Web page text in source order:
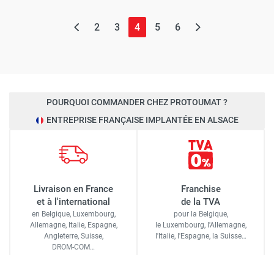
2 3 4(page actuelle)
5 6
POURQUOI COMMANDER CHEZ PROTOUMAT ?
ENTREPRISE FRANÇAISE IMPLANTÉE EN ALSACE
Livraison en France
et à l'international
en Belgique, Luxembourg,
Allemagne, Italie, Espagne,
Angleterre, Suisse,
DROM-COM…
Franchise
de la TVA
pour la Belgique,
le Luxembourg, l'Allemagne,
l'Italie, l'Espagne, la Suisse…